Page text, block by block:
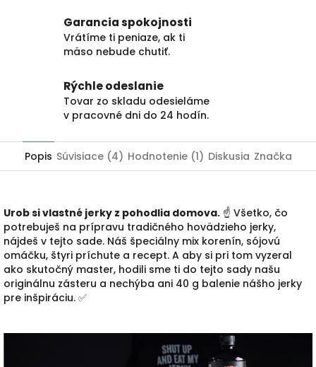
Garancia spokojnosti
Vrátíme ti peniaze, ak ti
mäso nebude chutiť.
Rýchle odeslanie
Tovar zo skladu odesieláme
v pracovné dni do 24 hodín.
Popis Súvisiace (4) Hodnotenie (1) Diskusia Značka
Urob si vlastné jerky z pohodlia domova. ☝ Všetko, čo
potrebuješ na prípravu tradičného hovädzieho jerky,
nájdeš v tejto sade. Náš špeciálny mix korenín, sójovú
omáčku, štyri príchute a recept. A aby si pri tom vyzeral
ako skutočný master, hodili sme ti do tejto sady našu
originálnu zásteru a nechýba ani 40 g balenie nášho jerky
pre inšpiráciu. ✅